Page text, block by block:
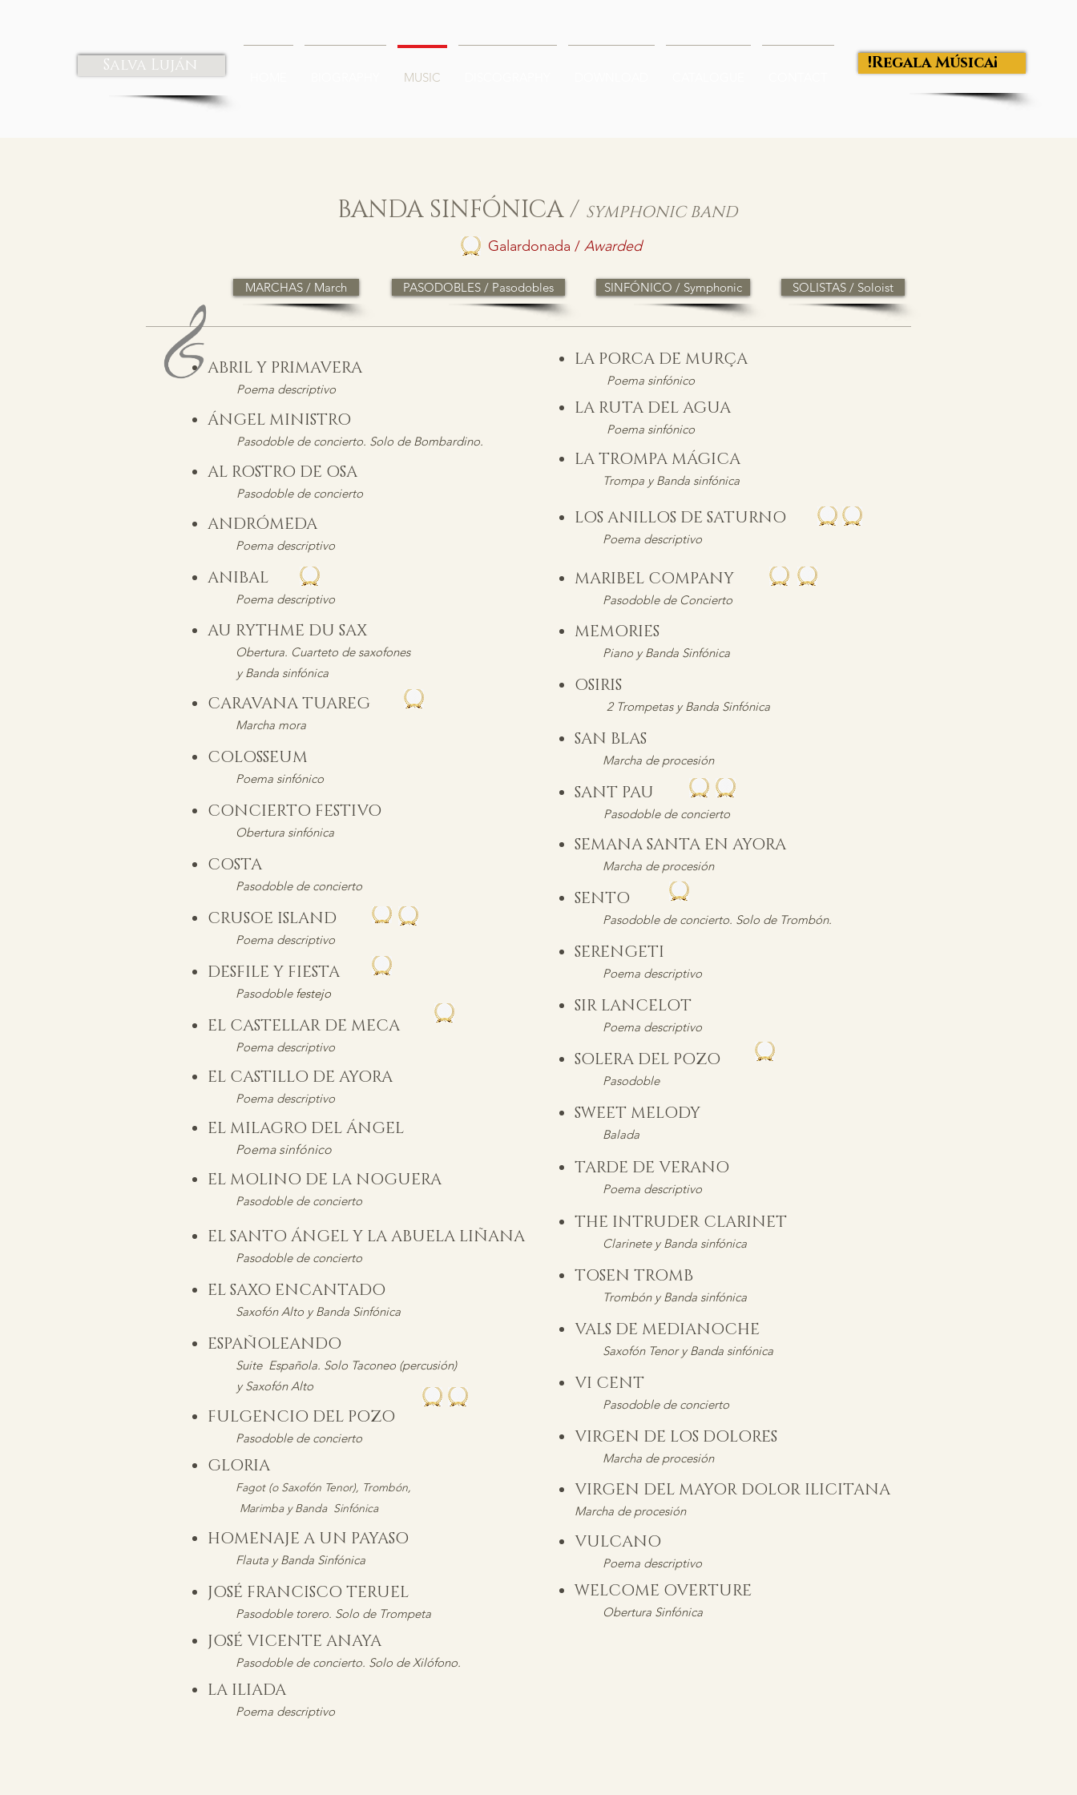
MUSIC
Salva Luján ¡Regala Música!
BANDA SINFÓNICA / SYMPHONIC BAND
ABRIL Y PRIMAVERA
Poema descriptivo
ÁNGEL MINISTRO
Pasodoble de concierto. Solo de Bombardino.
AL ROSTRO DE OSA
Pasodoble de concierto
ANDRÓMEDA
Poema descriptivo
ANIBAL
Poema descriptivo
AU RYTHME DU SAX
Obertura. Cuarteto de saxofones
y Banda sinfónica
CARAVANA TUAREG
Marcha mora
COLOSSEUM
Poema sinfónico
CONCIERTO FESTIVO
Obertura sinfónica
COSTA
Pasodoble de concierto
CRUSOE ISLAND
Poema descriptivo
DESFILE Y FIESTA
Pasodoble festejo
EL CASTELLAR DE MECA
Poema descriptivo
EL CASTILLO DE AYORA
Poema descriptivo
EL MILAGRO DEL ÁNGEL
Poema sinfónico
EL MOLINO DE LA NOGUERA
Pasodoble de concierto
EL SANTO ÁNGEL Y LA ABUELA LIÑANA
Pasodoble de concierto
EL SAXO ENCANTADO
Saxofón Alto y Banda Sinfónica
ESPAÑOLEANDO
Suite Española. Solo Taconeo (percusión)
y Saxofón Alto
FULGENCIO DEL POZO
Pasodoble de concierto
GLORIA
Fagot (o Saxofón Tenor), Trombón,
Marimba y Banda Sinfónica
HOMENAJE A UN PAYASO
Flauta y Banda Sinfónica
JOSÉ FRANCISCO TERUEL
Pasodoble torero. Solo de Trompeta
JOSÉ VICENTE ANAYA
Pasodoble de concierto. Solo de Xilófono.
LA ILIADA
Poema descriptivo
LA PORCA DE MURÇA
Poema sinfónico
LA RUTA DEL AGUA
Poema sinfónico
LA TROMPA MÁGICA
Trompa y Banda sinfónica
LOS ANILLOS DE SATURNO
Poema descriptivo
MARIBEL COMPANY
Pasodoble de Concierto
MEMORIES
Piano y Banda Sinfónica
OSIRIS
2 Trompetas y Banda Sinfónica
SAN BLAS
Marcha de procesión
SANT PAU
Pasodoble de concierto
SEMANA SANTA EN AYORA
Marcha de procesión
SENTO
Pasodoble de concierto. Solo de Trombón.
SERENGETI
Poema descriptivo
SIR LANCELOT
Poema descriptivo
SOLERA DEL POZO
Pasodoble
SWEET MELODY
Balada
TARDE DE VERANO
Poema descriptivo
THE INTRUDER CLARINET
Clarinete y Banda sinfónica
TOSEN TROMB
Trombón y Banda sinfónica
VALS DE MEDIANOCHE
Saxofón Tenor y Banda sinfónica
VI CENT
Pasodoble de concierto
VIRGEN DE LOS DOLORES
Marcha de procesión
VIRGEN DEL MAYOR DOLOR ILICITANA
Marcha de procesión
VULCANO
Poema descriptivo
WELCOME OVERTURE
Obertura Sinfónica
MARCHAS / March PASODOBLES / Pasodobles SINFÓNICO / Symphonic SOLISTAS / Soloist
Galardonada / Awarded